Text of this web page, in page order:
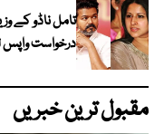
تامل ناڈو کے
درخواست واپس
مقبول ترین خبریں